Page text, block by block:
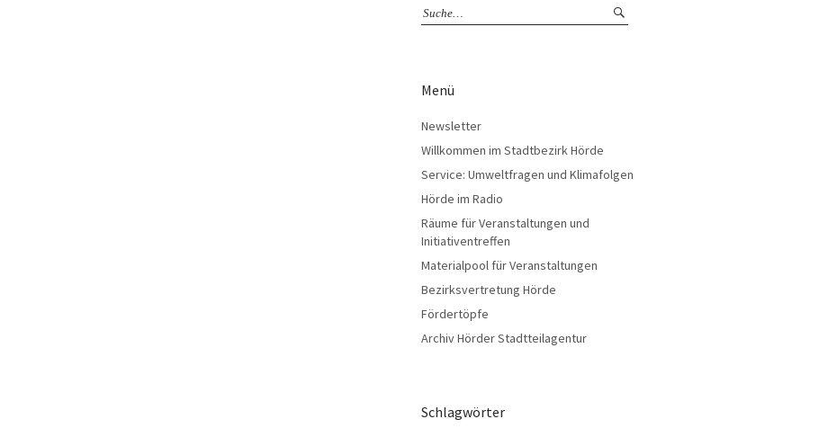
Menü
Newsletter
Willkommen im Stadtbezirk Hörde
Service: Umweltfragen und Klimafolgen
Hörde im Radio
Räume für Veranstaltungen und
Initiativentreffen
Materialpool für Veranstaltungen
Bezirksvertretung Hörde
Fördertöpfe
Archiv Hörder Stadtteilagentur
Schlagwörter